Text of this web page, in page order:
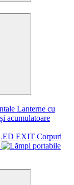
Lanterne cu
Corpuri